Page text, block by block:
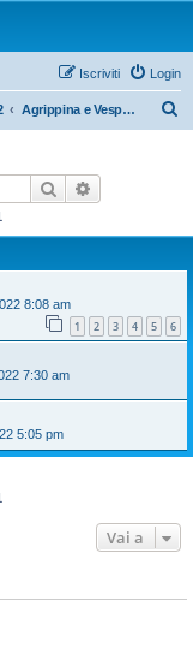
Login
Iscriviti
Agrippina e Vespasiano 2022
Cerca
8:08 am
1 2 3 4 5 6
7:30 am
5:05 pm
Vai a